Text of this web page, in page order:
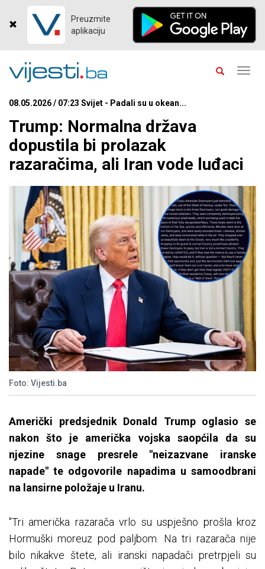
Preuzmite
aplikaciju
08.05.2026 / 07:23 Svijet - Padali su u okean...
Trump: Normalna država
dopustila bi prolazak
razaračima, ali Iran vode luđaci
Foto: Vijesti.ba
Američki predsjednik Donald Trump oglasio se
nakon što je američka vojska saopćila da su
njezine snage presrele "neizazvane iranske
napade" te odgovorile napadima u samoodbrani
na lansirne položaje u Iranu.
"Tri američka razarača vrlo su uspješno prošla kroz
Hormuški moreuz pod paljbom. Na tri razarača nije
bilo nikakve štete, ali iranski napadači pretrpjeli su